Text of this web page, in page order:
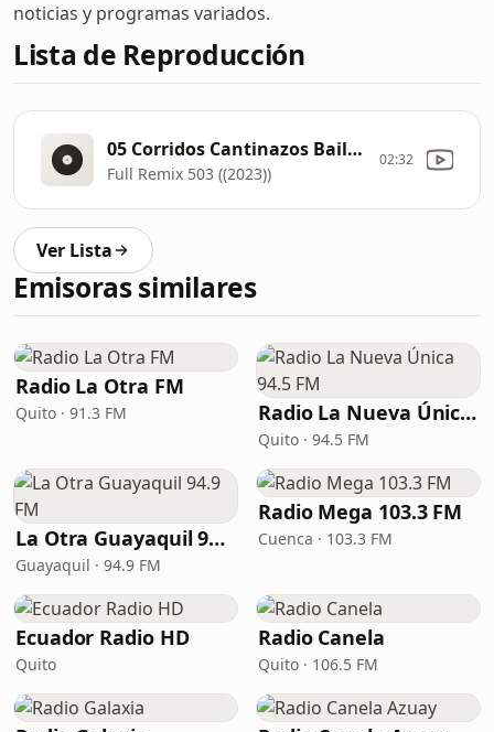
noticias y programas variados.
Lista de Reproducción
05 Corridos Cantinazos Bailables no sufrire por nadie mix 2023
Full Remix 503 ((2023))
02:32
Ver Lista
Emisoras similares
Radio La Otra FM
Quito · 91.3 FM Radio La Nueva Única 94.5 FM
Quito · 94.5 FM
La Otra Guayaquil 94.9 FM
Guayaquil · 94.9 FM
Radio Mega 103.3 FM
Cuenca · 103.3 FM
Ecuador Radio HD
Quito
Radio Canela
Quito · 106.5 FM